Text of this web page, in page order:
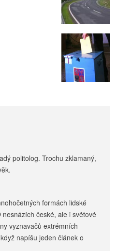
politolog. Trochu zklamaný,
formách lidské
české, ale i světové
vyznavačů extrémních
napíšu jeden článek o